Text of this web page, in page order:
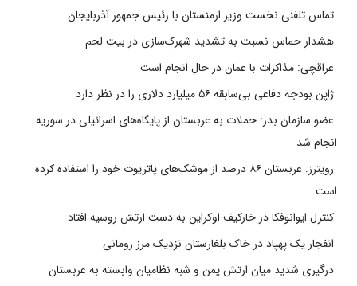
تماس تلفنی نخست وزیر ارمنستان با رئیس جمهور آذربایجان
هشدار حماس نسبت به تشدید شهرک‌سازی در بیت‌ لحم
عراقچی: مذاکرات با عمان در حال انجام است
ژاپن بودجه دفاعی بی‌سابقه ۵۶ میلیارد دلاری را در نظر دارد
عضو سازمان بدر: حملات به عربستان از پایگاه‌های اسرائیلی در سوریه
انجام شد
رویترز: عربستان ۸۶ درصد از موشک‌های پاتریوت خود را استفاده کرده
است
کنترل ایوانوفکا در خارکیف اوکراین به دست ارتش روسیه افتاد
انفجار یک پهپاد در خاک بلغارستان نزدیک مرز رومانی
درگیری شدید میان ارتش یمن و شبه نظامیان وابسته به عربستان